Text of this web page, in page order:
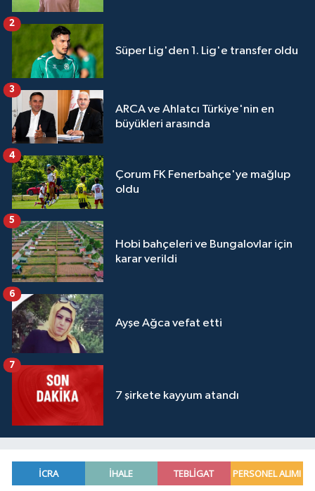
Süper Lig'den 1. Lig'e transfer oldu
2
ARCA ve Ahlatcı Türkiye'nin en
büyükleri arasında
3
Çorum FK Fenerbahçe'ye mağlup
oldu
4
Hobi bahçeleri ve Bungalovlar için
karar verildi
5
Ayşe Ağca vefat etti
6
7 şirkete kayyum atandı
7